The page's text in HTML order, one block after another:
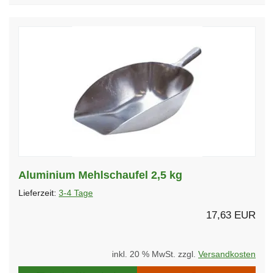
Aluminium Mehlschaufel 2,5 kg
Lieferzeit: 3-4 Tage
17,63 EUR
inkl. 20 % MwSt. zzgl. Versandkosten